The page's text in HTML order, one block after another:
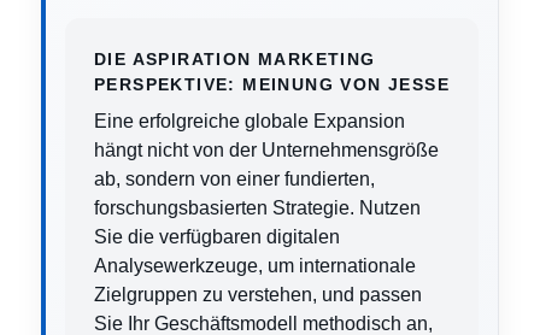
DIE ASPIRATION MARKETING
PERSPEKTIVE: MEINUNG VON JESSE
Eine erfolgreiche globale Expansion
hängt nicht von der Unternehmensgröße
ab, sondern von einer fundierten,
forschungsbasierten Strategie. Nutzen
Sie die verfügbaren digitalen
Analysewerkzeuge, um internationale
Zielgruppen zu verstehen, und passen
Sie Ihr Geschäftsmodell methodisch an,